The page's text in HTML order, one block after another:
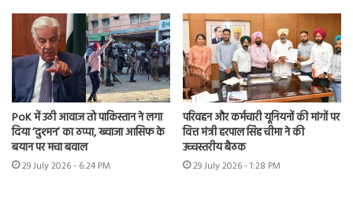
PoK में उठी आवाज तो पाकिस्तान ने लगा
दिया ‘दुश्मन’ का ठप्पा, ख्वाजा आसिफ के
बयान पर मचा बवाल
29 July 2026 - 6:24 PM
परिवहन और कर्मचारी यूनियनों की मांगों पर
वित्त मंत्री हरपाल सिंह चीमा ने की
उच्चस्तरीय बैठक
29 July 2026 - 1:28 PM